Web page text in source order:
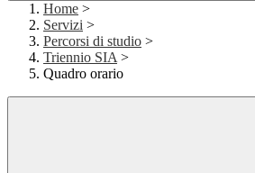
Home >
Servizi >
Percorsi di studio >
Triennio SIA >
Quadro orario